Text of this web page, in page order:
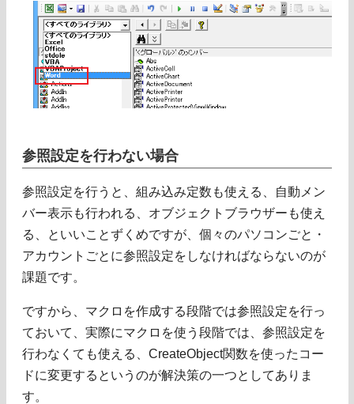
参照設定を行わない場合
参照設定を行うと、組み込み定数も使える、自動メン
バー表示も行われる、オブジェクトブラウザーも使え
る、といいことずくめですが、個々のパソコンごと・
アカウントごとに参照設定をしなければならないのが
課題です。
ですから、マクロを作成する段階では参照設定を行っ
ておいて、実際にマクロを使う段階では、参照設定を
行わなくても使える、CreateObject関数を使ったコー
ドに変更するというのが解決策の一つとしてありま
す。